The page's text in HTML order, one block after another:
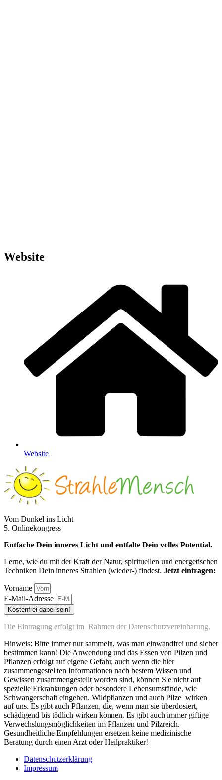
Website
Web­site
Vom Dunkel ins Licht
5. Onlinekongress
Entfache Dein inneres Licht und entfalte Dein volles Potential.
Lerne, wie du mit der Kraft der Natur, spirituellen und energetischen
Techniken Dein inneres Strahlen (wieder-) findest. Jetzt eintragen:
Vorname
E-Mail-Adresse
Kostenfrei dabei sein!
Die Eintragung erfolgt im Rahmen der Datenschutzvereinbarung.
Hinweis: Bitte immer nur sammeln, was man einwandfrei und sicher
bestimmen kann! Die Anwendung und das Essen von Pilzen und
Pflanzen erfolgt auf eigene Gefahr, auch wenn die hier
zusammengestellten Informationen nach bestem Wissen und
Gewissen zusammengestellt worden sind, können Sie nicht auf
spezielle Erkrankungen oder besondere Lebensumstände, wie
Schwangerschaft eingehen. Wildpflanzen und auch Pilze wirken
auf uns. Es gibt auch Pflanzen, die, wenn man sie überdosiert,
schädigend bis tödlich wirken können. Es gibt auch immer giftige
Verwechslungsmöglichkeiten im Pflanzen und Pilzreich.
Gesundheitliche Empfehlungen ersetzen keine medizinische
Beratung durch einen Arzt oder Heilpraktiker!
Datenschutzerklärung
Impressum